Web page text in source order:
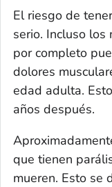
El riesgo de
serio. Incluso los
por completo
dolores
edad adulta.
años después.
que tienen
mueren. Esto se